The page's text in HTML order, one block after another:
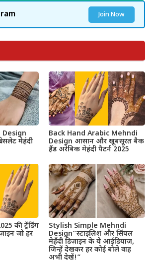
Join Now
मेहंदी
Back Hand Arabic Mehndi
Design आसान और खूबसूरत बैक
हैंड अरेबिक मेहंदी पैटर्न 2025
की ट्रेंडिंग
जो हर
Stylish Simple Mehndi
Design”स्टाइलिश और सिंपल
मेहँदी डिज़ाइन के ये आईडियाज़,
जिन्हें देखकर हर कोई बोले वाह
अभी देखें!”